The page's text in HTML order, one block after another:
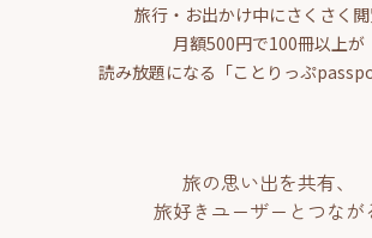
旅行・お出かけ中にさくさく
月額500円で100冊以上が
読み放題になる「ことりっぷ
旅の思い出を共有、
旅好きユーザーとつなが